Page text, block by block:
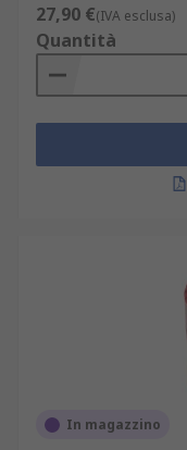
27,90 €(IVA esclusa)
Quantità
In magazzino